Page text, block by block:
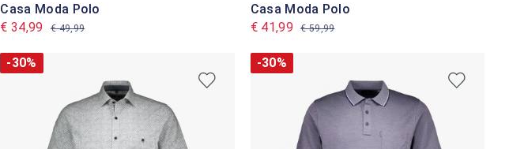
Casa Moda Polo
€ 34,99
€ 49,99
Casa Moda Polo
€ 41,99
€ 59,99
-30% -30%